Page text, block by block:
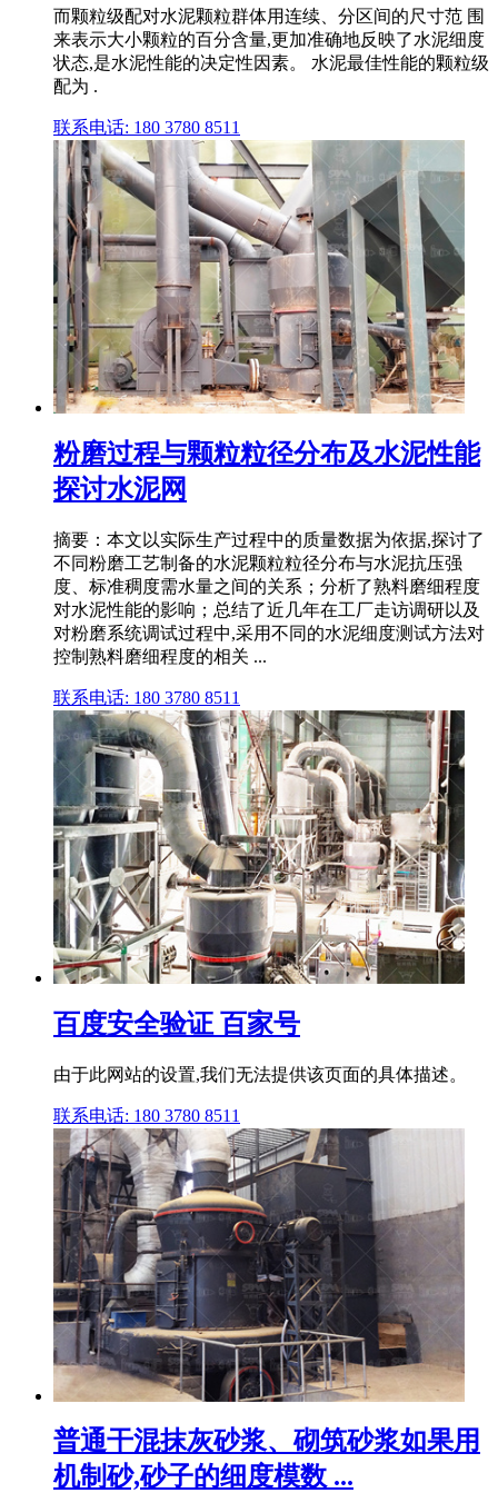
而颗粒级配对水泥颗粒群体用连续、分区间的尺寸范 围
来表示大小颗粒的百分含量,更加准确地反映了水泥细度
状态,是水泥性能的决定性因素。 水泥最佳性能的颗粒级
配为 .
联系电话: 180 3780 8511
粉磨过程与颗粒粒径分布及水泥性能
探讨水泥网
摘要：本文以实际生产过程中的质量数据为依据,探讨了
不同粉磨工艺制备的水泥颗粒粒径分布与水泥抗压强
度、标准稠度需水量之间的关系；分析了熟料磨细程度
对水泥性能的影响；总结了近几年在工厂走访调研以及
对粉磨系统调试过程中,采用不同的水泥细度测试方法对
控制熟料磨细程度的相关 ...
联系电话: 180 3780 8511
百度安全验证 百家号
由于此网站的设置,我们无法提供该页面的具体描述。
联系电话: 180 3780 8511
普通干混抹灰砂浆、砌筑砂浆如果用
机制砂,砂子的细度模数 ...